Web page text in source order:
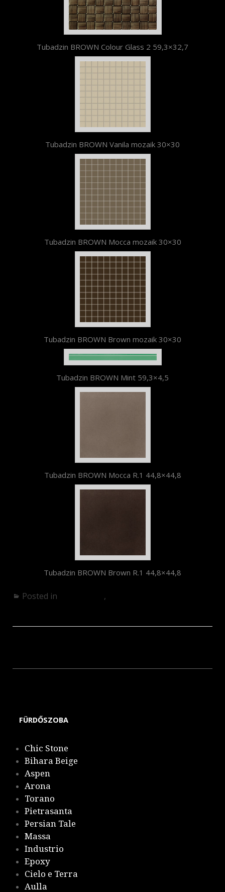
Tubadzin BROWN Colour Glass 2 59,3×32,7
Tubadzin BROWN Vanila mozaik 30×30
Tubadzin BROWN Mocca mozaik 30×30
Tubadzin BROWN Brown mozaik 30×30
Tubadzin BROWN Mint 59,3×4,5
Tubadzin BROWN Mocca R.1 44,8×44,8
Tubadzin BROWN Brown R.1 44,8×44,8
Posted in ,
FÜRDŐSZOBA
Chic Stone
Bihara Beige
Aspen
Arona
Torano
Pietrasanta
Persian Tale
Massa
Industrio
Epoxy
Cielo e Terra
Aulla